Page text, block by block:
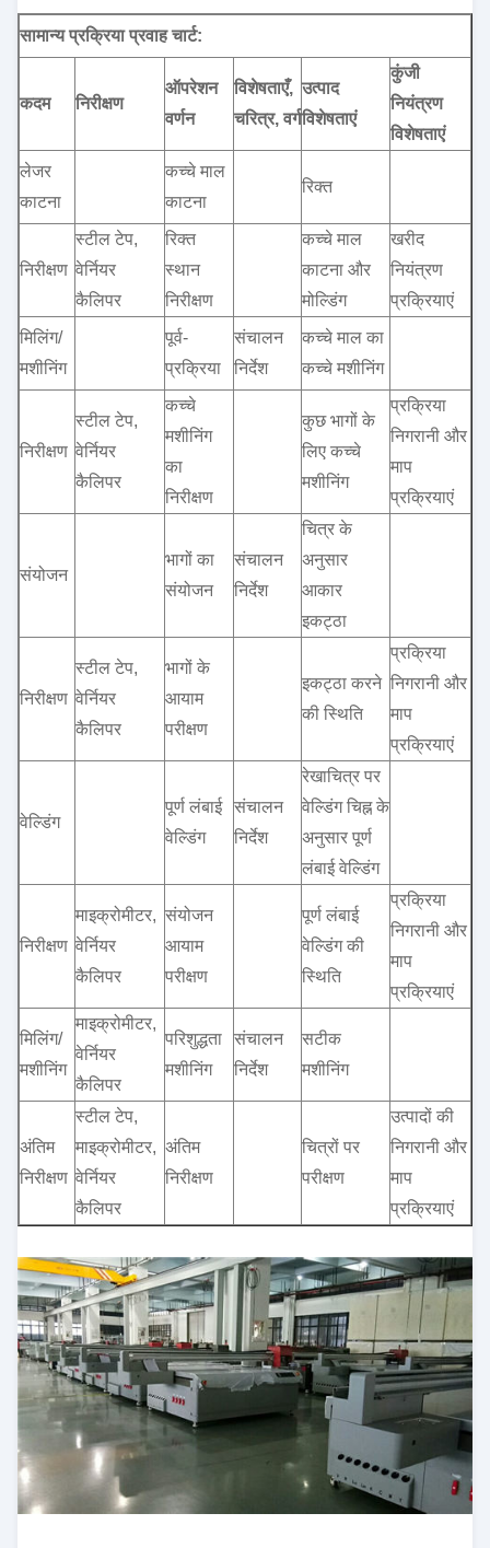
सामान्य प्रक्रिया प्रवाह चार्ट:
कदम निरीक्षण
ऑपरेशन
वर्णन
विशेषताएँ,
चरित्र, वर्ग
उत्पाद
विशेषताएं
कुंजी
नियंत्रण
विशेषताएं
लेजर
काटना
कच्चे माल
काटना
रिक्त
निरीक्षण
स्टील टेप,
वेर्नियर
कैलिपर
रिक्त
स्थान
निरीक्षण
कच्चे माल
काटना और
मोल्डिंग
खरीद
नियंत्रण
प्रक्रियाएं
मिलिंग/
मशीनिंग
पूर्व-
प्रक्रिया
संचालन
निर्देश
कच्चे माल का
कच्चे मशीनिंग
निरीक्षण
स्टील टेप,
वेर्नियर
कैलिपर
कच्चे
मशीनिंग
का
निरीक्षण
कुछ भागों के
लिए कच्चे
मशीनिंग
प्रक्रिया
निगरानी और
माप
प्रक्रियाएं
संयोजन
भागों का
संयोजन
संचालन
निर्देश
चित्र के
अनुसार
आकार
इकट्ठा
निरीक्षण
स्टील टेप,
वेर्नियर
कैलिपर
भागों के
आयाम
परीक्षण
इकट्ठा करने
की स्थिति
प्रक्रिया
निगरानी और
माप
प्रक्रियाएं
वेल्डिंग
पूर्ण लंबाई
वेल्डिंग
संचालन
निर्देश
रेखाचित्र पर
वेल्डिंग चिह्न के
अनुसार पूर्ण
लंबाई वेल्डिंग
निरीक्षण
माइक्रोमीटर,
वेर्नियर
कैलिपर
संयोजन
आयाम
परीक्षण
पूर्ण लंबाई
वेल्डिंग की
स्थिति
प्रक्रिया
निगरानी और
माप
प्रक्रियाएं
मिलिंग/
मशीनिंग
माइक्रोमीटर,
वेर्नियर
कैलिपर
परिशुद्धता
मशीनिंग
संचालन
निर्देश
सटीक
मशीनिंग
अंतिम
निरीक्षण
स्टील टेप,
माइक्रोमीटर,
वेर्नियर
कैलिपर
अंतिम
निरीक्षण
चित्रों पर
परीक्षण
उत्पादों की
निगरानी और
माप
प्रक्रियाएं